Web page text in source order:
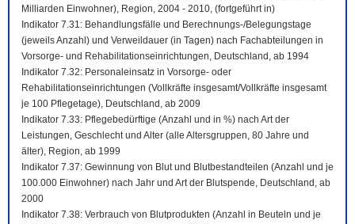
Milliarden Einwohner), Region, 2004 - 2010, (fortgeführt in)
Indikator 7.31: Behandlungsfälle und Berechnungs-/Belegungstage
(jeweils Anzahl) und Verweildauer (in Tagen) nach Fachabteilungen in
Vorsorge- und Rehabilitationseinrichtungen, Deutschland, ab 1994
Indikator 7.32: Personaleinsatz in Vorsorge- oder
Rehabilitationseinrichtungen (Vollkräfte insgesamt/Vollkräfte insgesamt
je 100 Pflegetage), Deutschland, ab 2009
Indikator 7.33: Pflegebedürftige (Anzahl und in %) nach Art der
Leistungen, Geschlecht und Alter (alle Altersgruppen, 80 Jahre und
älter), Region, ab 1999
Indikator 7.37: Gewinnung von Blut und Blutbestandteilen (Anzahl und je
100.000 Einwohner) nach Jahr und Art der Blutspende, Deutschland, ab
2000
Indikator 7.38: Verbrauch von Blutprodukten (Anzahl in Beuteln und je